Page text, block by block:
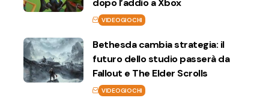
dopo l’addio a Xbox
VIDEOGIOCHI
Bethesda cambia strategia: il
futuro dello studio passerà da
Fallout e The Elder Scrolls
VIDEOGIOCHI